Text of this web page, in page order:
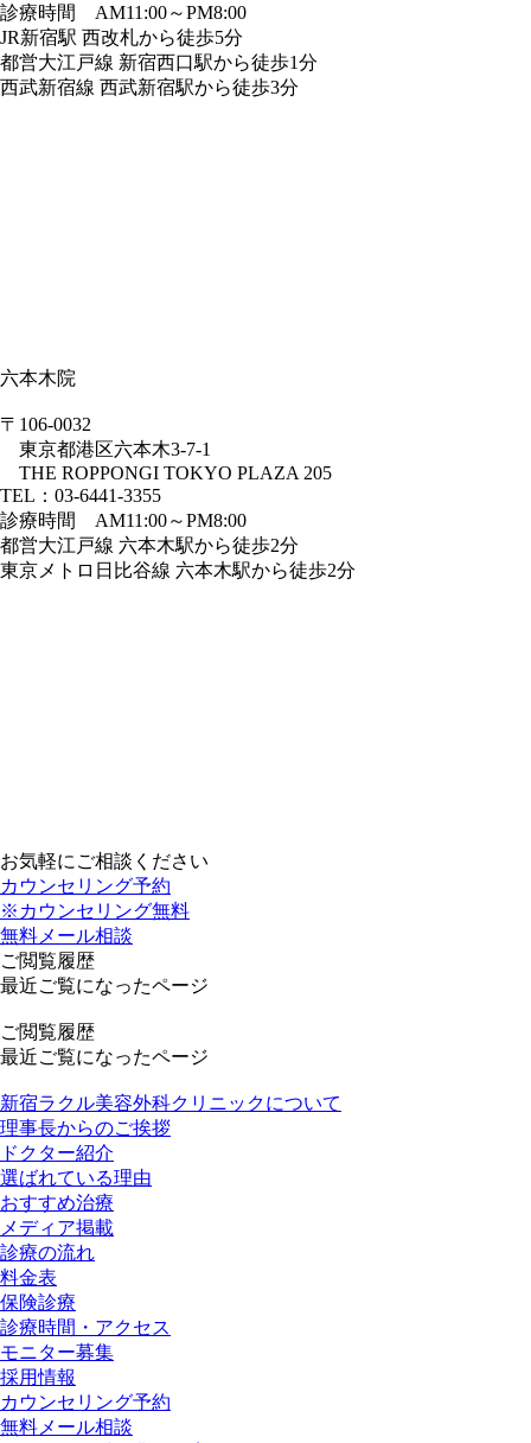
診療時間 AM11:00～PM8:00
JR新宿駅 西改札から徒歩5分
都営大江戸線 新宿西口駅から徒歩1分
西武新宿線 西武新宿駅から徒歩3分
六本木院
〒106-0032
東京都港区六本木3-7-1
THE ROPPONGI TOKYO PLAZA 205
TEL：03-6441-3355
診療時間 AM11:00～PM8:00
都営大江戸線 六本木駅から徒歩2分
東京メトロ日比谷線 六本木駅から徒歩2分
お気軽にご相談ください
カウンセリング予約
※カウンセリング無料
無料メール相談
ご閲覧履歴
最近ご覧になったページ
ご閲覧履歴
最近ご覧になったページ
新宿ラクル美容外科クリニックについて
理事長からのご挨拶
ドクター紹介
選ばれている理由
おすすめ治療
メディア掲載
診療の流れ
料金表
保険診療
診療時間・アクセス
モニター募集
採用情報
カウンセリング予約
無料メール相談